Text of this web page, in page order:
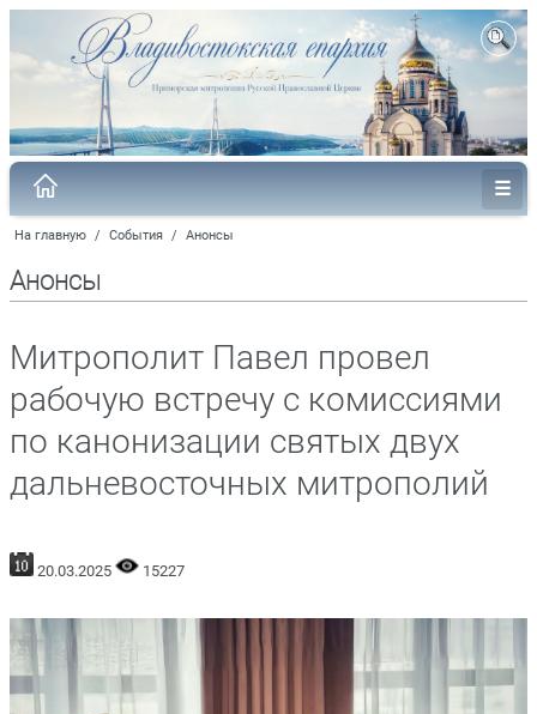
На главную / События / Анонсы
Анонсы
Митрополит Павел провел
рабочую встречу с комиссиями
по канонизации святых двух
дальневосточных митрополий
20.03.2025 15227